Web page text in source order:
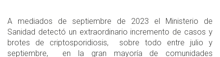
A mediados de septiembre de 2023 el Ministerio de
Sanidad detectó un extraordinario incremento de casos y
brotes de criptosporidiosis, sobre todo entre julio y
septiembre, en la gran mayoría de comunidades